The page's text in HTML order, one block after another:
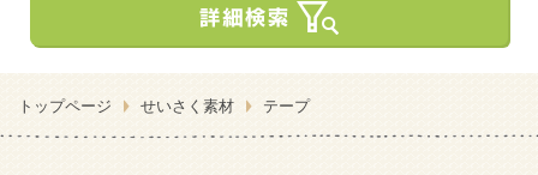
トップページ せいさく素材 テープ